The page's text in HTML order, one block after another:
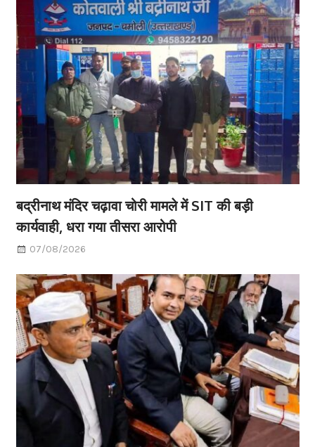
बद्रीनाथ मंदिर चढ़ावा चोरी मामले में SIT की बड़ी
कार्यवाही, धरा गया तीसरा आरोपी
07/08/2026